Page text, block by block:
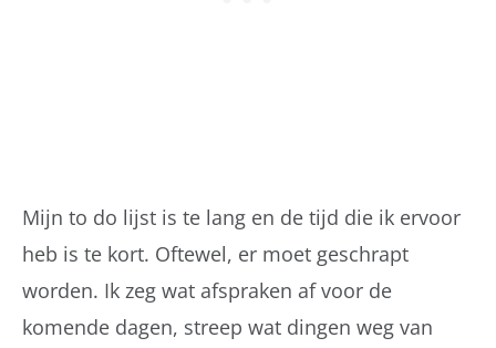
Mijn to do lijst is te lang en de tijd die ik ervoor
heb is te kort. Oftewel, er moet geschrapt
worden. Ik zeg wat afspraken af voor de
komende dagen, streep wat dingen weg van